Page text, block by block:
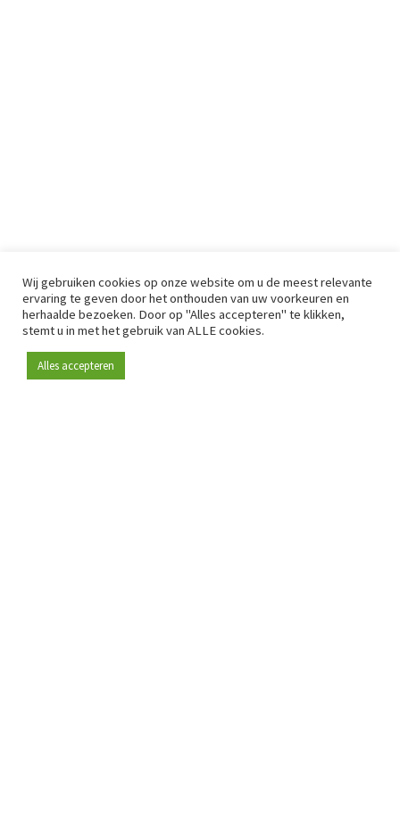
Wij gebruiken cookies op onze website om u de meest relevante
ervaring te geven door het onthouden van uw voorkeuren en
herhaalde bezoeken. Door op "Alles accepteren" te klikken,
stemt u in met het gebruik van ALLE cookies.
Alles accepteren